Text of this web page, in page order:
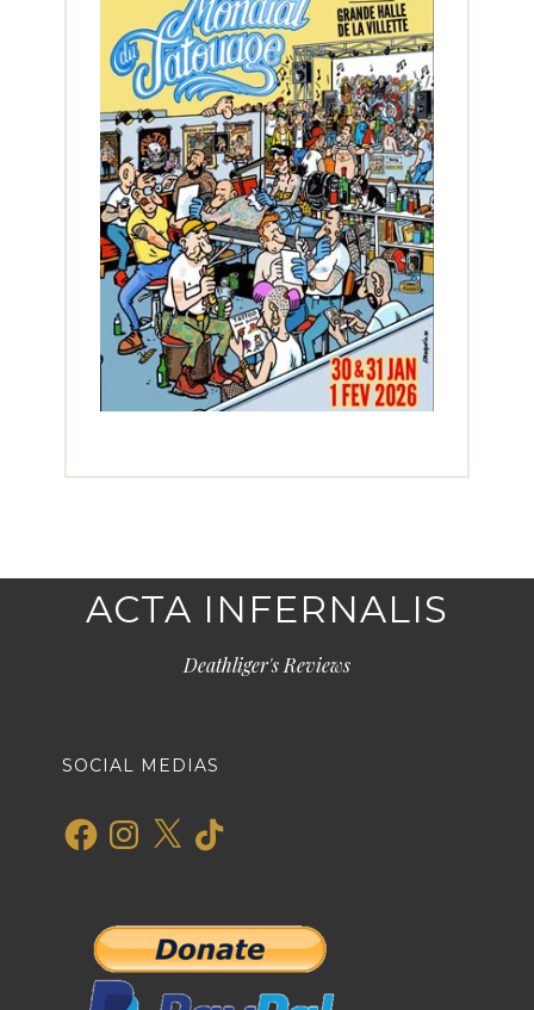
ACTA INFERNALIS
Deathliger's Reviews
SOCIAL MEDIAS
FacebookInstagram
X TikTok